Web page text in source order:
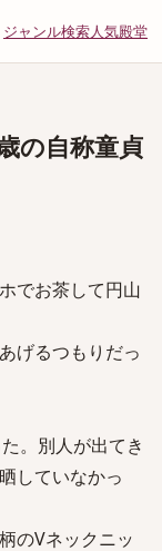
ジャンル検索人気殿堂
の自称童貞
でお茶して円山
げるつもりだっ
。別人が出てき
していなかっ
のVネックニッ